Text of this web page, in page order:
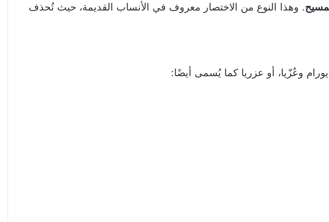
. وهذا النوع من الاختصار معروف في الأنساب القديمة، حيث تُحذف